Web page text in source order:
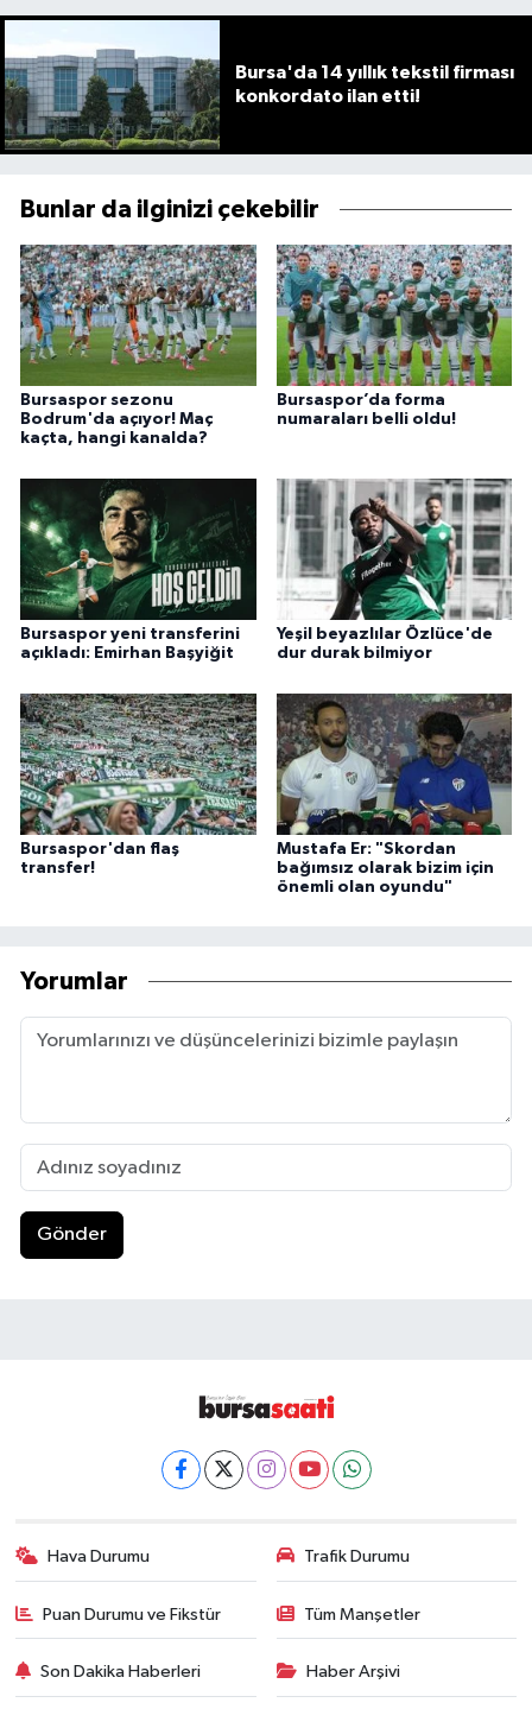
Bursa'da 14 yıllık tekstil firması
konkordato ilan etti!
Bunlar da ilginizi çekebilir
Bursaspor sezonu
Bodrum'da açıyor! Maç
kaçta, hangi kanalda?
Bursaspor’da forma
numaraları belli oldu!
Bursaspor yeni transferini
açıkladı: Emirhan Başyiğit
Yeşil beyazlılar Özlüce'de
dur durak bilmiyor
Bursaspor'dan flaş
transfer!
Mustafa Er: "Skordan
bağımsız olarak bizim için
önemli olan oyundu"
Yorumlar
Gönder
Hava Durumu Trafik Durumu
Puan Durumu ve Fikstür Tüm Manşetler
Son Dakika Haberleri Haber Arşivi